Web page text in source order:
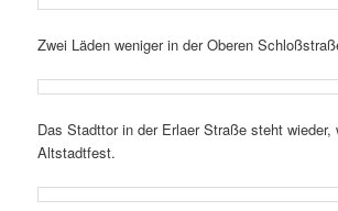
Zwei Läden weniger in der Oberen
Das Stadttor in der Erlaer Straße steht wieder,
Altstadtfest.